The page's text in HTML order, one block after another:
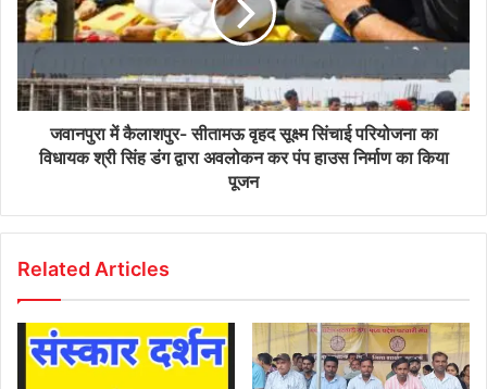
जवानपुरा में कैलाशपुर- सीतामऊ वृहद सूक्ष्म सिंचाई परियोजना का
विधायक श्री सिंह डंग द्वारा अवलोकन कर पंप हाउस निर्माण का किया
पूजन
Related Articles